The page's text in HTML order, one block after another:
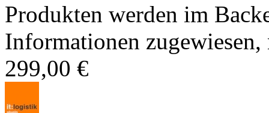
Produkten werden im
Informationen zugewiesen,
299,00 €